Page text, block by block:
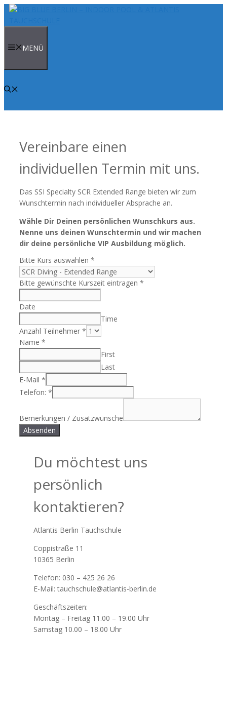
Zum
MENÜ
Vereinbare einen
individuellen Termin mit uns.
Das SSI Specialty SCR Extended Range bieten wir zum
Wunschtermin nach individueller Absprache an.
Wähle Dir Deinen persönlichen Wunschkurs aus.
Nenne uns deinen Wunschtermin und wir machen
dir deine persönliche VIP Ausbildung möglich.
Bitte Kurs auswählen *
Bitte gewünschte Kurszeit eintragen *
Date
Time
Anzahl Teilnehmer *
Name *
First
Last
E-Mail *
Telefon: *
Bemerkungen / Zusatzwünsche
Absenden
Du möchtest uns
persönlich
kontaktieren?
Atlantis Berlin Tauchschule
Coppistraße 11
10365 Berlin
Telefon: 030 – 425 26 26
E-Mail: tauchschule@atlantis-berlin.de
Geschäftszeiten:
Montag – Freitag 11.00 – 19.00 Uhr
Samstag 10.00 – 18.00 Uhr